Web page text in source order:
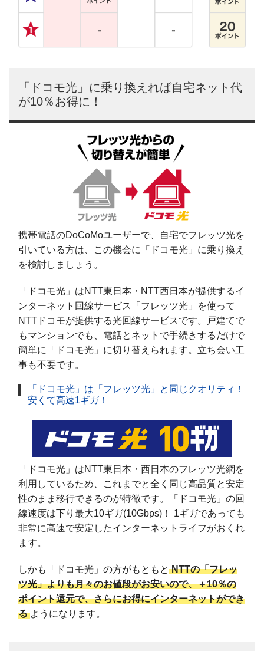
「ドコモ光」に乗り換えれば自宅ネット代
が10％お得に！
携帯電話のDoCoMoユーザーで、自宅でフレッツ光を
引いている方は、この機会に「ドコモ光」に乗り換え
を検討しましょう。
「ドコモ光」はNTT東日本・NTT西日本が提供するイ
ンターネット回線サービス「フレッツ光」を使って
NTTドコモが提供する光回線サービスです。戸建てで
もマンションでも、電話とネットで手続きするだけで
簡単に「ドコモ光」に切り替えられます。立ち会い工
事も不要です。
「ドコモ光」は「フレッツ光」と同じクオリティ！
安くて高速1ギガ！
「ドコモ光」はNTT東日本・西日本のフレッツ光網を
利用しているため、これまでと全く同じ高品質と安定
性のまま移行できるのが特徴です。「ドコモ光」の回
線速度は下り最大10ギガ(10Gbps)！ 1ギガであっても
非常に高速で安定したインターネットライフがおくれ
ます。
しかも「ドコモ光」の方がもともと NTTの「フレッ
ツ光」よりも月々のお値段がお安いので、＋10％の
ポイント還元で、さらにお得にインターネットができ
る ようになります。